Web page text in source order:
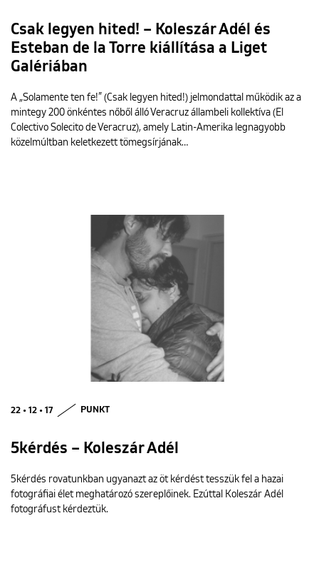
Csak legyen hited! – Koleszár Adél és
Esteban de la Torre kiállítása a Liget
Galériában
A „Solamente ten fe!” (Csak legyen hited!) jelmondattal működik az a
mintegy 200 önkéntes nőből álló Veracruz állambeli kollektíva (El
Colectivo Solecito de Veracruz), amely Latin-Amerika legnagyobb
közelmúltban keletkezett tömegsírjának…
22 • 12 • 17 PUNKT
5kérdés – Koleszár Adél
5kérdés rovatunkban ugyanazt az öt kérdést tesszük fel a hazai
fotográfiai élet meghatározó szereplőinek. Ezúttal Koleszár Adél
fotográfust kérdeztük.